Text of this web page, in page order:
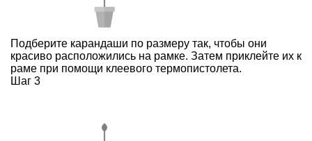
Подберите карандаши по размеру так, чтобы они
красиво расположились на рамке. Затем приклейте их к
раме при помощи клеевого термопистолета.
Шаг 3